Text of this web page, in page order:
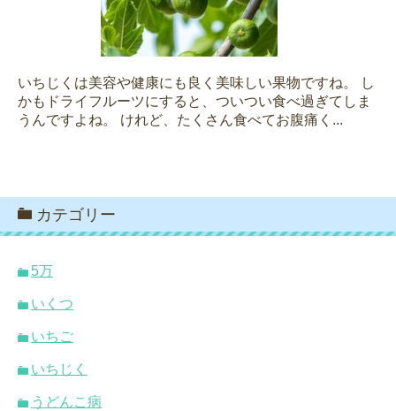
いちじくは美容や健康にも良く美味しい果物ですね。 し
かもドライフルーツにすると、ついつい食べ過ぎてしま
うんですよね。 けれど、たくさん食べてお腹痛く...
カテゴリー
5万
いくつ
いちご
いちじく
うどんこ病